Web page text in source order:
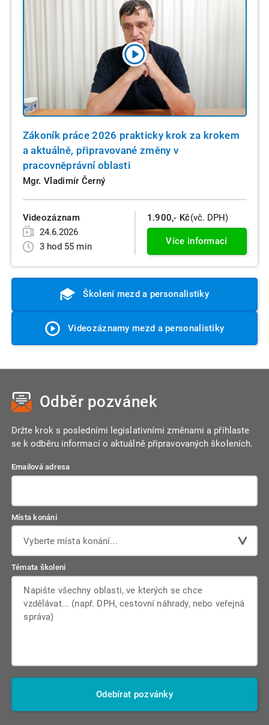
Zákoník práce 2026 prakticky krok za krokem
a aktuálně, připravované změny v
pracovněprávní oblasti
Mgr. Vladimír Černý
Videozáznam
24.6.2026
3 hod 55 min
1.900,- Kč(vč. DPH)
Více informací
Školení mezd a personalistiky
Videozáznamy mezd a personalistiky
Odběr pozvánek
Držte krok s posledními legislativními změnami a přihlaste
se k odběru informací o aktuálně připravovaných školeních.
Emailová adresa
Místa konání
Vyberte místa konání...
Témata školení
Odebírat pozvánky